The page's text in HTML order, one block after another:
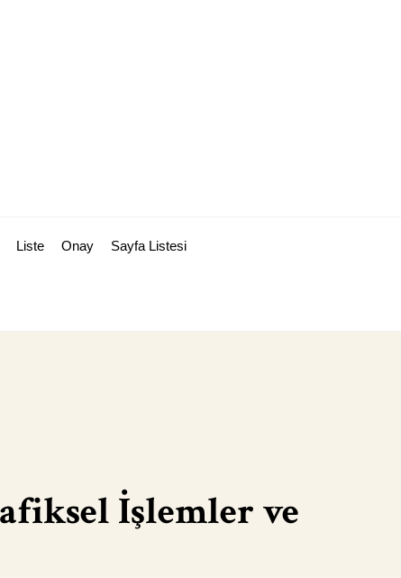
Liste Onay Sayfa Listesi